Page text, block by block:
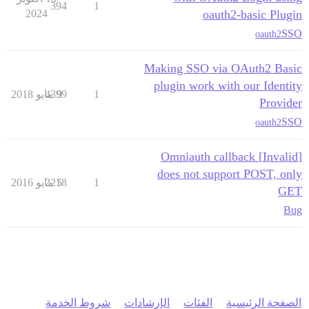
oauth2-basic Plugin
SSO
oauth2
1
394
2024
Making SSO via OAuth2 Basic
plugin work with our Identity
Provider
SSO
oauth2
1
4399
9 مايو 2018
[Invalid] Omniauth callback
does not support POST, only
GET
Bug
1
2218
5 مايو 2016
الصفحة الرئيسية الفئات الإرشادات شروط الخدمة